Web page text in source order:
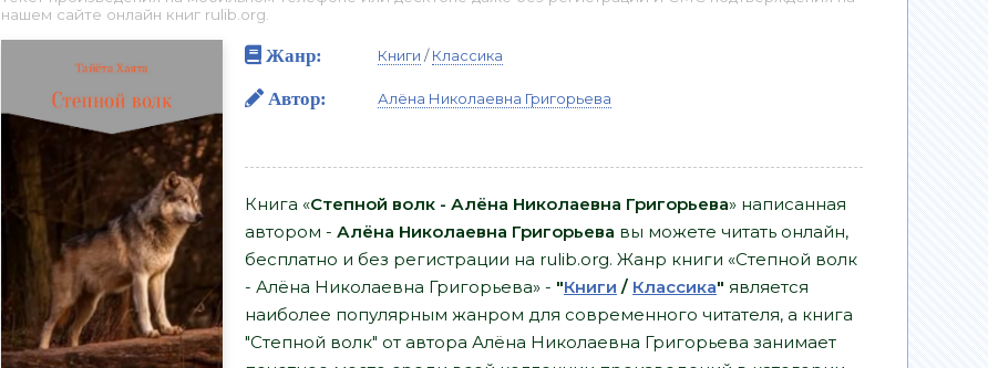
нашем сайте онлайн книг rulib.org.
Жанр: Книги /Классика
Автор: Алёна Николаевна Григорьева
Книга «Степной волк - Алёна Николаевна Григорьева» написанная
автором - Алёна Николаевна Григорьева вы можете читать онлайн,
бесплатно и без регистрации на rulib.org. Жанр книги «Степной волк
- Алёна Николаевна Григорьева» - "Книги / Классика" является
наиболее популярным жанром для современного читателя, а книга
"Степной волк" от автора Алёна Николаевна Григорьева занимает